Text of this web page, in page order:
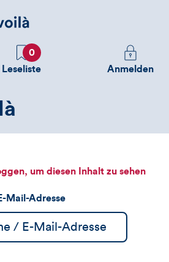
Favoriten
0
Leseliste
Melden
Sie
sehen
Anmelden
um diesen Inhalt zu sehen
Mail-Adresse